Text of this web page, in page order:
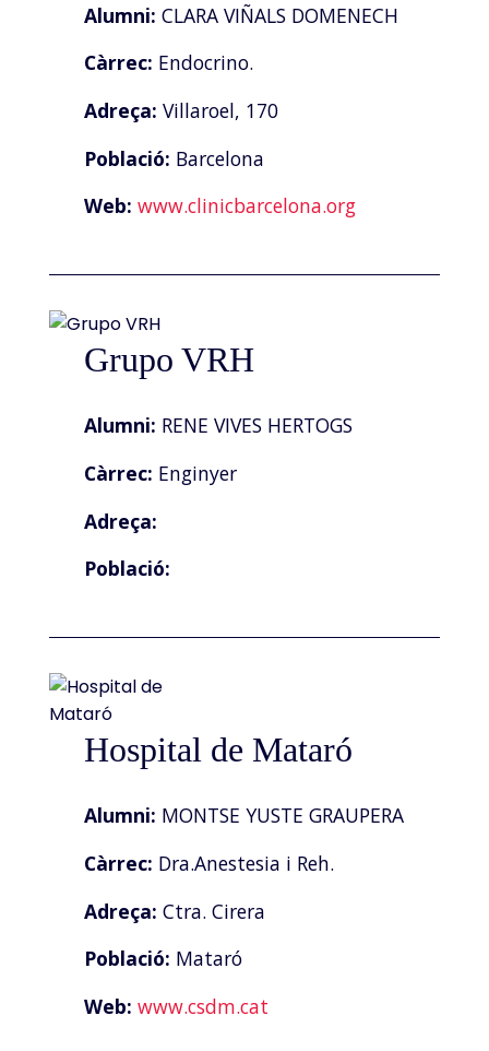
Alumni: CLARA VIÑALS DOMENECH
Càrrec: Endocrino.
Adreça: Villaroel, 170
Població: Barcelona
Web: www.clinicbarcelona.org
Grupo VRH
Alumni: RENE VIVES HERTOGS
Càrrec: Enginyer
Adreça:
Població:
Hospital de Mataró
Alumni: MONTSE YUSTE GRAUPERA
Càrrec: Dra.Anestesia i Reh.
Adreça: Ctra. Cirera
Població: Mataró
Web: www.csdm.cat